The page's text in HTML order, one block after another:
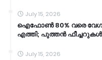
July 15, 2026
ഐഫോൺ 80% വരെ
എത്തി; പുത്തൻ
July 15, 2026